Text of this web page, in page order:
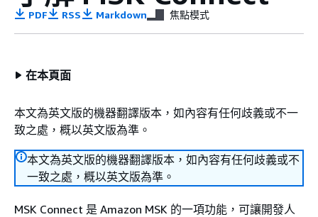
PDF RSS Markdown 焦點模式
在本頁面
本文為英文版的機器翻譯版本，如內容有任何歧義或不一
致之處，概以英文版為準。
本文為英文版的機器翻譯版本，如內容有任何歧義或不
一致之處，概以英文版為準。
MSK Connect 是 Amazon MSK 的一項功能，可讓開發人